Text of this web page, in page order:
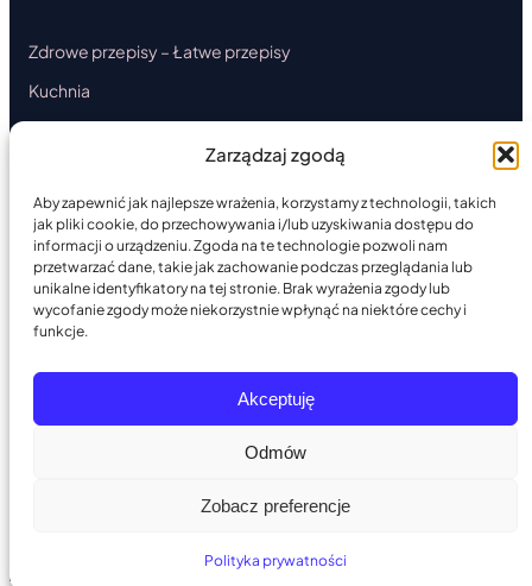
Zarządzaj zgodą
Aby zapewnić jak najlepsze wrażenia, korzystamy z technologii, takich
jak pliki cookie, do przechowywania i/lub uzyskiwania dostępu do
informacji o urządzeniu. Zgoda na te technologie pozwoli nam
przetwarzać dane, takie jak zachowanie podczas przeglądania lub
unikalne identyfikatory na tej stronie. Brak wyrażenia zgody lub
wycofanie zgody może niekorzystnie wpłynąć na niektóre cechy i
funkcje.
Akceptuję
Odmów
Zobacz preferencje
Polityka prywatności
Zdrowe przepisy – Łatwe przepisy
Kuchnia
Ciasta
Przystawki
Desery
Okazjonalna
Artykuł sponsorowany
© 2026 — Zbudowano z PoppyOS PoppyOS v2.16